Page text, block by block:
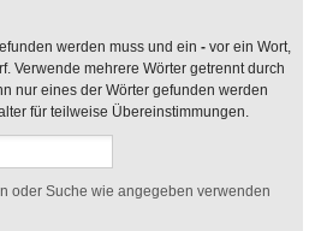
werden muss und ein - vor ein Wort,
Verwende mehrere Wörter getrennt durch
nur eines der Wörter gefunden werden
für teilweise Übereinstimmungen.
oder Suche wie angegeben verwenden